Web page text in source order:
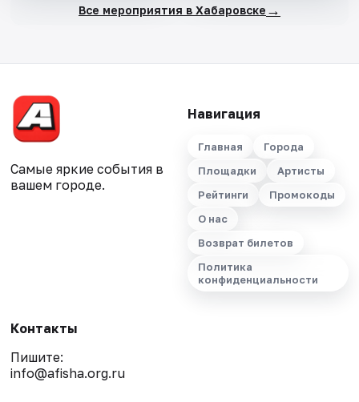
Все мероприятия в Хабаровске →
Самые яркие события в
вашем городе.
Навигация
Главная
Города
Площадки
Артисты
Рейтинги
Промокоды
О нас
Возврат билетов
Политика
конфиденциальности
Контакты
Пишите:
info@afisha.org.ru